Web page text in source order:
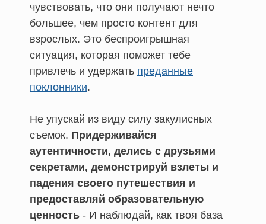
чувствовать, что они получают нечто
большее, чем просто контент для
взрослых. Это беспроигрышная
ситуация, которая поможет тебе
привлечь и удержать преданные
поклонники.
Не упускай из виду силу закулисных
съемок. Придерживайся
аутентичности, делись с друзьями
секретами, демонстрируй взлеты и
падения своего путешествия и
предоставляй образовательную
ценность - И наблюдай, как твоя база